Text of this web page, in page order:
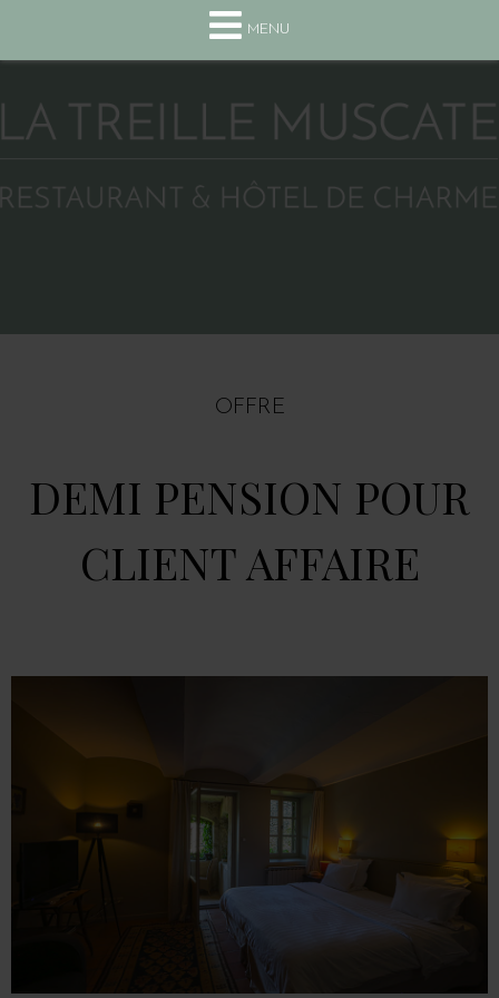
MENU
OFFRE
DEMI PENSION POUR
CLIENT AFFAIRE